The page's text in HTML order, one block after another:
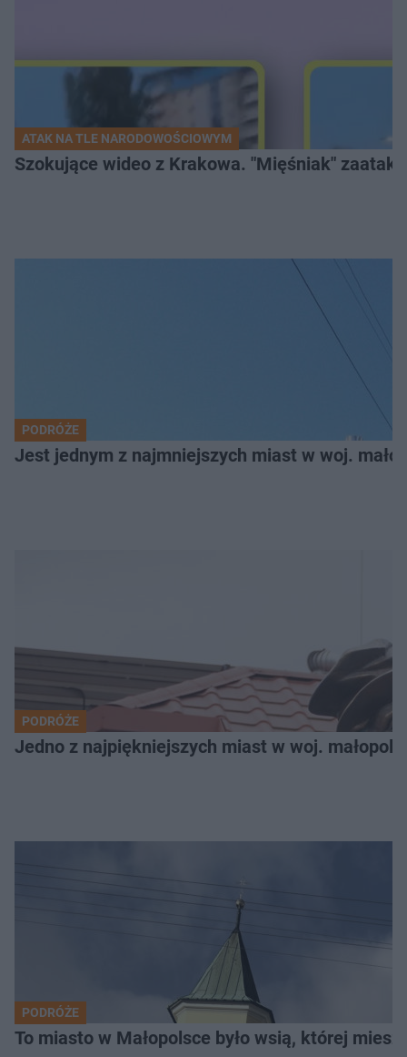
ATAK NA TLE NARODOWOŚCIOWYM
Szokujące wideo z Krakowa. "Mięśniak"
PODRÓŻE
Jest jednym z najmniejszych miast w woj.
PODRÓŻE
Jedno z najpiękniejszych miast w woj.
PODRÓŻE
To miasto w Małopolsce było wsią, której